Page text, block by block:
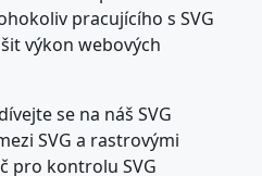
pracujícího s SVG
výkon webových
se na náš SVG
SVG a rastrovými
pro kontrolu SVG